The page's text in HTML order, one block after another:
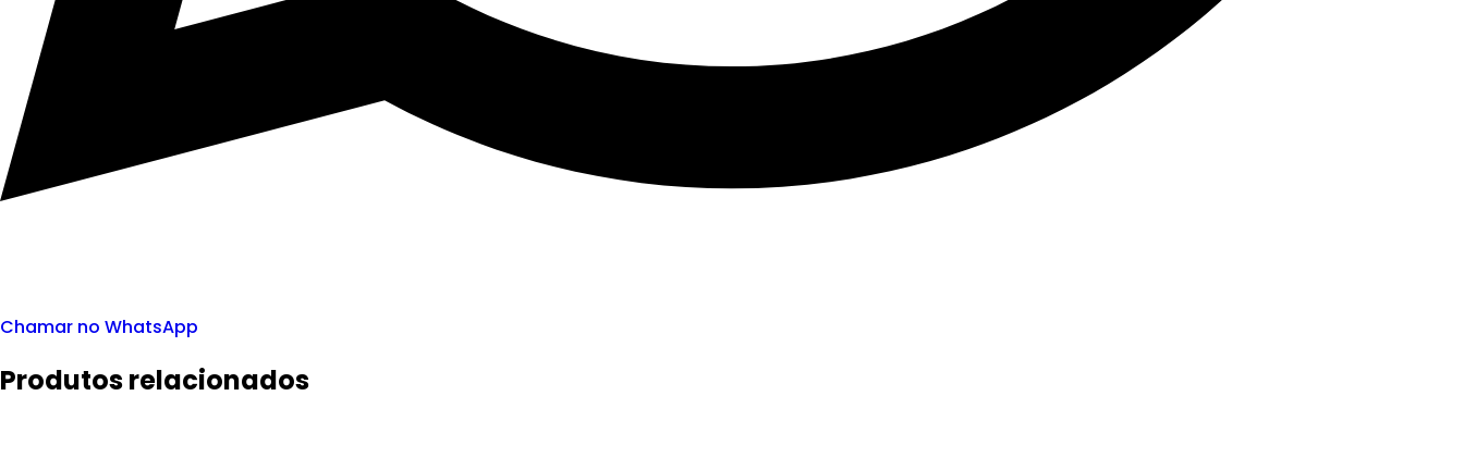
Chamar no WhatsApp
Produtos relacionados